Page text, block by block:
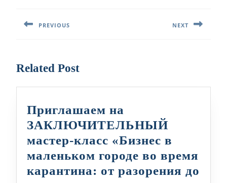
записям
PREVIOUS NEXT
Related Post
Приглашаем на
ЗАКЛЮЧИТЕЛЬНЫЙ
мастер-класс «Бизнес в
маленьком городе во время
карантина: от разорения до